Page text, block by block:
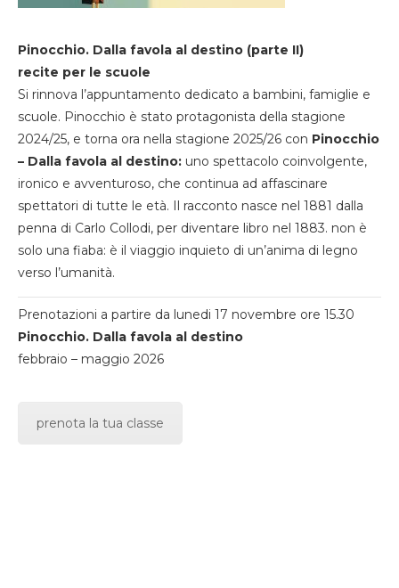
Pinocchio. Dalla favola al destino (parte II)
recite per le scuole
Si rinnova l’appuntamento dedicato a bambini, famiglie e
scuole. Pinocchio è stato protagonista della stagione
2024/25, e torna ora nella stagione 2025/26 con Pinocchio
– Dalla favola al destino: uno spettacolo coinvolgente,
ironico e avventuroso, che continua ad affascinare
spettatori di tutte le età. Il racconto nasce nel 1881 dalla
penna di Carlo Collodi, per diventare libro nel 1883. non è
solo una fiaba: è il viaggio inquieto di un’anima di legno
verso l’umanità.
Prenotazioni a partire da lunedi 17 novembre ore 15.30
Pinocchio. Dalla favola al destino
febbraio – maggio 2026
prenota la tua classe